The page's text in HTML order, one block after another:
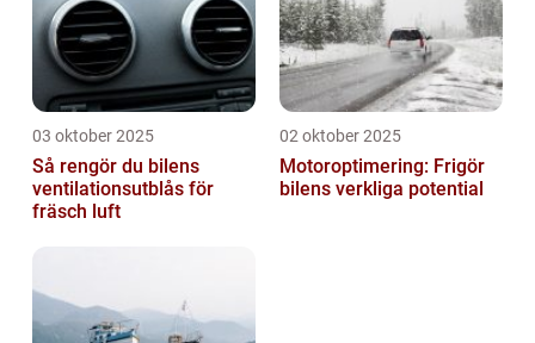
03 oktober 2025
Så rengör du bilens
ventilationsutblås för
fräsch luft
02 oktober 2025
Motoroptimering: Frigör
bilens verkliga potential